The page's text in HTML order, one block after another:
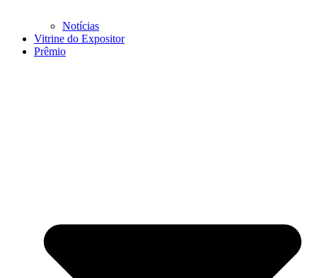
Notícias
Vitrine do Expositor
Prêmio